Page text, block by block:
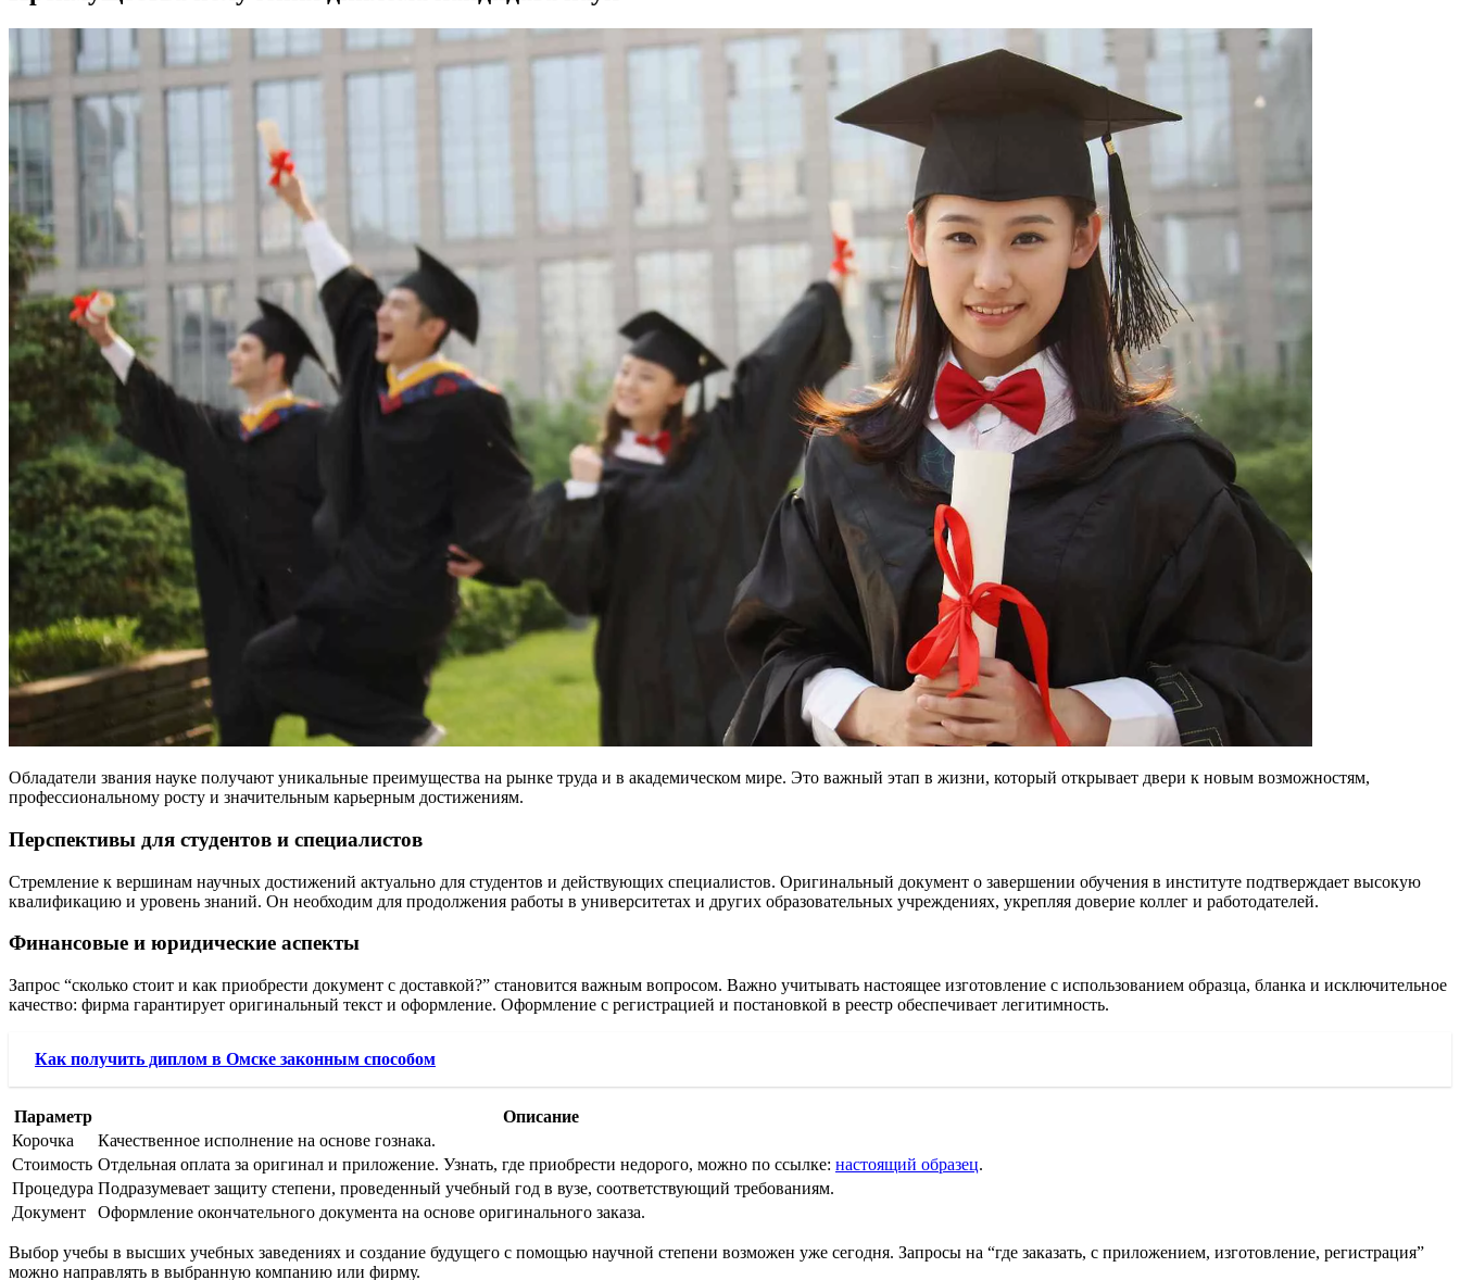
Обладатели звания науке получают уникальные преимущества на рынке труда и в академическом мире. Это важный этап в жизни, который открывает двери к новым возможностям,
профессиональному росту и значительным карьерным достижениям.
Перспективы для студентов и специалистов
Стремление к вершинам научных достижений актуально для студентов и действующих специалистов. Оригинальный документ о завершении обучения в институте подтверждает высокую
квалификацию и уровень знаний. Он необходим для продолжения работы в университетах и других образовательных учреждениях, укрепляя доверие коллег и работодателей.
Финансовые и юридические аспекты
Запрос “сколько стоит и как приобрести документ с доставкой?” становится важным вопросом. Важно учитывать настоящее изготовление с использованием образца, бланка и исключительное
качество: фирма гарантирует оригинальный текст и оформление. Оформление с регистрацией и постановкой в реестр обеспечивает легитимность.
Как получить диплом в Омске законным способом
Параметр
Описание
Корочка
Качественное исполнение на основе гознака.
Стоимость Отдельная оплата за оригинал и приложение. Узнать, где приобрести недорого, можно по ссылке: настоящий образец.
Процедура Подразумевает защиту степени, проведенный учебный год в вузе, соответствующий требованиям.
Документ
Оформление окончательного документа на основе оригинального заказа.
Выбор учебы в высших учебных заведениях и создание будущего с помощью научной степени возможен уже сегодня. Запросы на “где заказать, с приложением, изготовление, регистрация”
можно направлять в выбранную компанию или фирму.